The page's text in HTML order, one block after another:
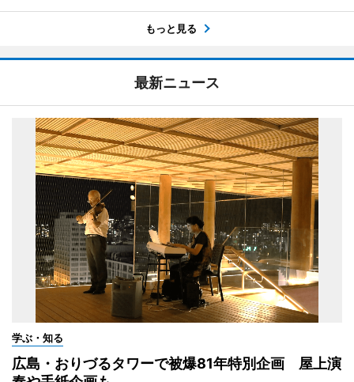
もっと見る
最新ニュース
学ぶ・知る
広島・おりづるタワーで被爆81年特別企画 屋上演